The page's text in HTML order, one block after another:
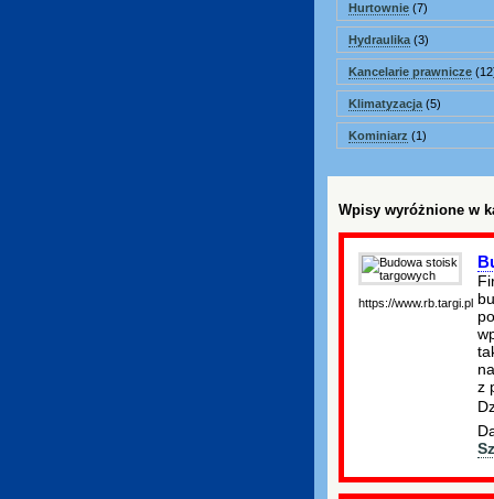
Hurtownie (7)
Hydraulika (3)
Kancelarie prawnicze
Klimatyzacja (5)
Kominiarz (1)
Wpisy wyróżnione w
https://www.rb.targi.pl
z